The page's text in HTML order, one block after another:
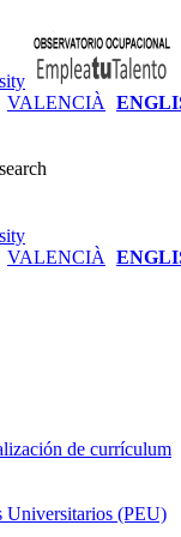
VALENCIÀ
VALENCIÀ
de currículum
Universitarios (PEU)